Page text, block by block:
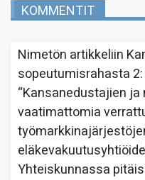
KOMMENTIT
Nimetön artikkeliin
sopeutumisrahasta
“Kansanedustajien
vaatimattomia
Yhteiskunnassa